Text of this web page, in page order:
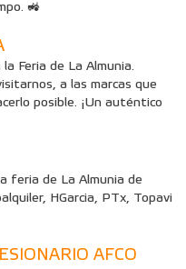
🚜
Feria de La Almunia.
a las marcas que
posible. ¡Un auténtico
feria de La Almunia de
HGarcia, PTx, Topavi
AFCO